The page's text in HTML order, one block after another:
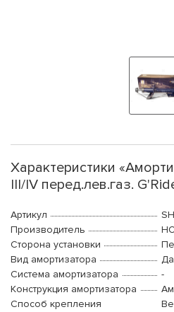
Характеристики
III/IV перед.лев.газ.
Артикул
Производитель
Сторона установки
Вид амортизатора
Система амортизатора
-
Конструкция амортизатора
Способ крепления